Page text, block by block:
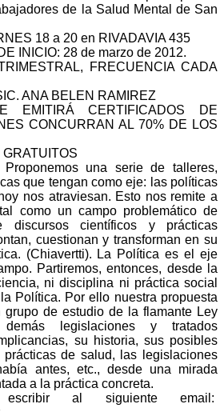
de la Salud Mental de San
18 a 20 en RIVADAVIA 435
INICIO: 28 de marzo de 2012.
FRECUENCIA CADA
ANA BELEN RAMIREZ
EMITIRÁ CERTIFICADOS DE
CONCURRAN AL 70% DE LOS
Proponemos una serie de talleres,
que tengan como eje: las políticas
nos atraviesan. Esto nos remite a
como un campo problemático de
discursos científicos y prácticas
cuestionan y transforman en su
(Chiavertti). La Política es el eje
Partiremos, entonces, desde la
ni disciplina ni práctica social
Política. Por ello nuestra propuesta
grupo de estudio de la flamante Ley
legislaciones y tratados
su historia, sus posibles
de salud, las legislaciones
antes, etc., desde una mirada
a la práctica concreta.
escribir al siguiente email: